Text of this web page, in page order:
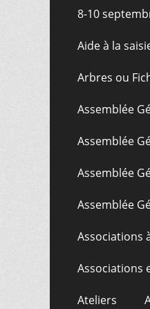
8-10
Aide à la
Arbres ou
Assemblée
Assemblée
Assemblée
Assemblée
Associations
Associations
Ateliers